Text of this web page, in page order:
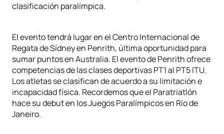
clasificación paralímpica.
El evento tendrá lugar en el Centro Internacional de
Regata de Sídney en Penrith, última oportunidad para
sumar puntos en Australia. El evento de Penrith ofrece
competencias de las clases deportivas PT1 al PT5 ITU.
Los atletas se clasifican de acuerdo a su limitación e
incapacidad física. Recordemos que el Paratriatlón
hace su debut en los Juegos Paralímpicos en Río de
Janeiro.